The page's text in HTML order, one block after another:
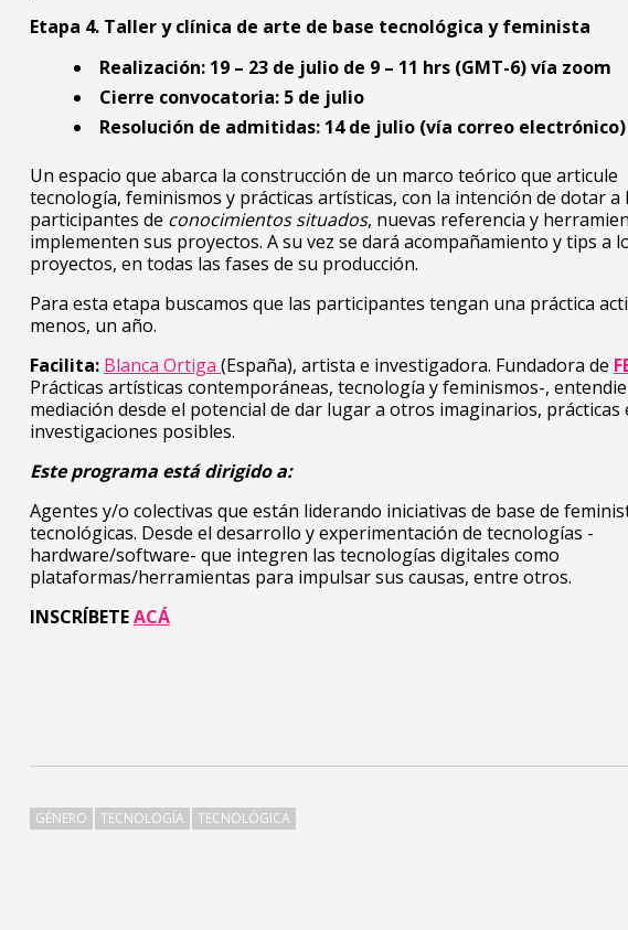
Etapa 4. Taller y clínica de arte de base tecnológica y feminista
Realización: 19 – 23 de julio de 9 – 11 hrs (GMT-6) vía zoom
Cierre convocatoria: 5 de julio
Resolución de admitidas: 14 de julio (vía correo electrónico)
Un espacio que abarca la construcción de un marco teórico que articule
tecnología, feminismos y prácticas artísticas, con la intención de dotar a
participantes de conocimientos situados, nuevas referencia y
implementen sus proyectos. A su vez se dará acompañamiento y tips a
proyectos, en todas las fases de su producción.
Para esta etapa buscamos que las participantes tengan una práctica
menos, un año.
Facilita: Blanca Ortiga (España), artista e investigadora. Fundadora de
Prácticas artísticas contemporáneas, tecnología y feminismos-,
mediación desde el potencial de dar lugar a otros imaginarios, prácticas
investigaciones posibles.
Este programa está dirigido a:
Agentes y/o colectivas que están liderando iniciativas de base de
tecnológicas. Desde el desarrollo y experimentación de tecnologías -
hardware/software- que integren las tecnologías digitales como
plataformas/herramientas para impulsar sus causas, entre otros.
INSCRÍBETEACÁ
GÉNERO TECNOLOGÍA TECNOLÓGICA